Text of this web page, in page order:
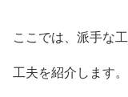
ここでは、派手な
工夫を紹介します。